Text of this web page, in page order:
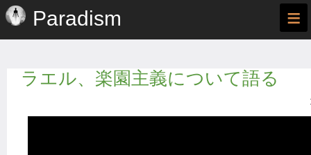
Paradism ≡
ラエル、楽園主義について語る